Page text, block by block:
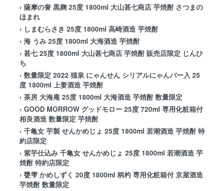
› 薩摩の誉 黒麹 25度 1800ml 大山甚七商店 芋焼酎 さつまの
ほまれ
› しまむらさき 25度 1800ml 高崎酒造 芋焼酎
› 海 うみ 25度 1800ml 大海酒造 芋焼酎
› 甚七 25度 1800ml 大山甚七商店 芋焼酎 販売店限定 じんひ
ち
› 数量限定 2022 猫泉 にゃんせん シリアルにゃんバー入 25
度 1800ml 上妻酒造 芋焼酎
› 茶房 大海庵 25度 1800ml 大海酒造 芋焼酎 数量限定
› GOOD MORROW グッドモロー 25度 720ml 専用化粧箱付
相良酒造 数量限定 芋焼酎
› 千亀女 芋製 せんかめじょ 25度 1800ml 若潮酒造 芋焼酎 特
約店限定
› 紫芋仕込み 千亀女 せんかめじょ 25度 1800ml 若潮酒造 芋
焼酎 特約店限定
› 甕雫 かめしずく 20度 1800ml 柄杓 専用化粧箱付 京屋酒造
芋焼酎 数量限定